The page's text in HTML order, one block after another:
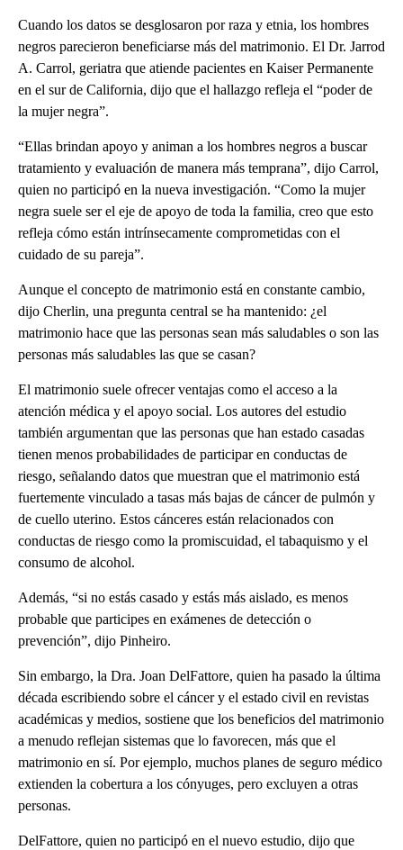
Cuando los datos se desglosaron por raza y etnia, los hombres
negros parecieron beneficiarse más del matrimonio. El Dr. Jarrod
A. Carrol, geriatra que atiende pacientes en Kaiser Permanente
en el sur de California, dijo que el hallazgo refleja el “poder de
la mujer negra”.
“Ellas brindan apoyo y animan a los hombres negros a buscar
tratamiento y evaluación de manera más temprana”, dijo Carrol,
quien no participó en la nueva investigación. “Como la mujer
negra suele ser el eje de apoyo de toda la familia, creo que esto
refleja cómo están intrínsecamente comprometidas con el
cuidado de su pareja”.
Aunque el concepto de matrimonio está en constante cambio,
dijo Cherlin, una pregunta central se ha mantenido: ¿el
matrimonio hace que las personas sean más saludables o son las
personas más saludables las que se casan?
El matrimonio suele ofrecer ventajas como el acceso a la
atención médica y el apoyo social. Los autores del estudio
también argumentan que las personas que han estado casadas
tienen menos probabilidades de participar en conductas de
riesgo, señalando datos que muestran que el matrimonio está
fuertemente vinculado a tasas más bajas de cáncer de pulmón y
de cuello uterino. Estos cánceres están relacionados con
conductas de riesgo como la promiscuidad, el tabaquismo y el
consumo de alcohol.
Además, “si no estás casado y estás más aislado, es menos
probable que participes en exámenes de detección o
prevención”, dijo Pinheiro.
Sin embargo, la Dra. Joan DelFattore, quien ha pasado la última
década escribiendo sobre el cáncer y el estado civil en revistas
académicas y medios, sostiene que los beneficios del matrimonio
a menudo reflejan sistemas que lo favorecen, más que el
matrimonio en sí. Por ejemplo, muchos planes de seguro médico
extienden la cobertura a los cónyuges, pero excluyen a otras
personas.
DelFattore, quien no participó en el nuevo estudio, dijo que